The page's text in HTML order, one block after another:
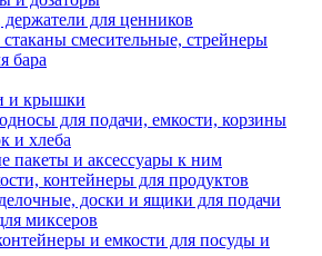
для ценников
смесительные, стрейнеры
бара
и крышки
для подачи, емкости, корзины
и хлеба
пакеты и аксессуары к ним
контейнеры для продуктов
доски и ящики для подачи
миксеров
и емкости для посуды и